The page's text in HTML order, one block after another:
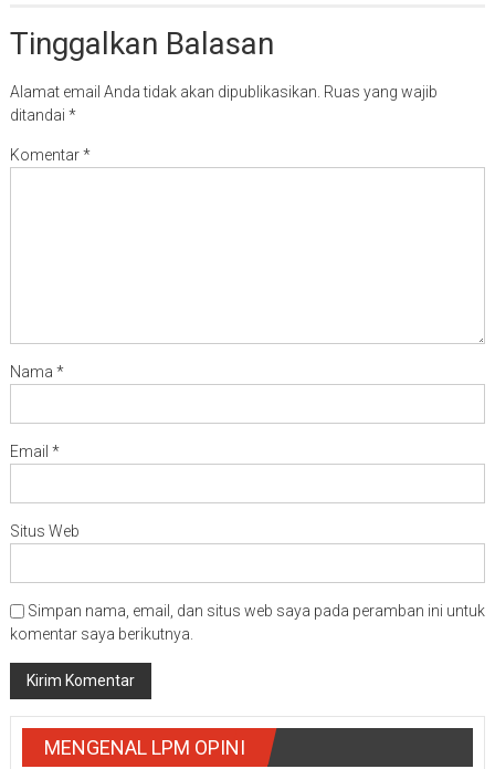
Tinggalkan Balasan
Alamat email Anda tidak akan dipublikasikan. Ruas yang wajib
ditandai *
Komentar*
Nama *
Email *
Situs Web
Simpan nama, email, dan situs web saya pada peramban ini untuk
komentar saya berikutnya.
MENGENAL LPM OPINI